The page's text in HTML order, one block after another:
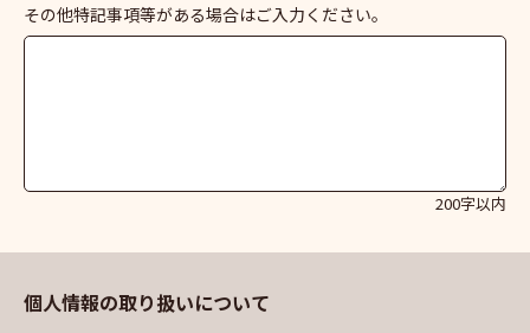
その他特記事項等がある場合はご入力ください。
200字以内
個人情報の取り扱いについて